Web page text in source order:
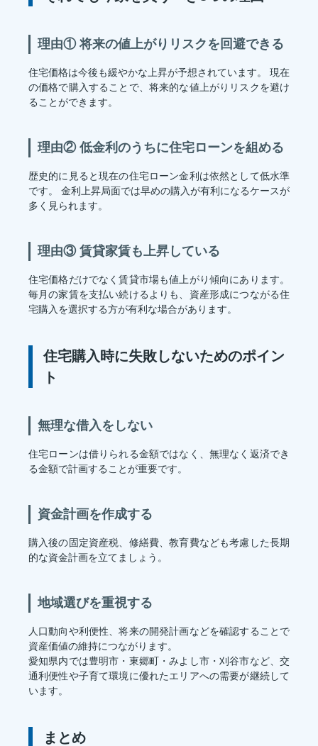
理由① 将来の値上がりリスクを回避できる
住宅価格は今後も緩やかな上昇が予想されています。 現在
の価格で購入することで、将来的な値上がりリスクを避け
ることができます。
理由② 低金利のうちに住宅ローンを組める
歴史的に見ると現在の住宅ローン金利は依然として低水準
です。 金利上昇局面では早めの購入が有利になるケースが
多く見られます。
理由③ 賃貸家賃も上昇している
住宅価格だけでなく賃貸市場も値上がり傾向にあります。
毎月の家賃を支払い続けるよりも、資産形成につながる住
宅購入を選択する方が有利な場合があります。
住宅購入時に失敗しないためのポイン
ト
無理な借入をしない
住宅ローンは借りられる金額ではなく、無理なく返済でき
る金額で計画することが重要です。
資金計画を作成する
購入後の固定資産税、修繕費、教育費なども考慮した長期
的な資金計画を立てましょう。
地域選びを重視する
人口動向や利便性、将来の開発計画などを確認することで
資産価値の維持につながります。
愛知県内では豊明市・東郷町・みよし市・刈谷市など、交
通利便性や子育て環境に優れたエリアへの需要が継続して
います。
まとめ